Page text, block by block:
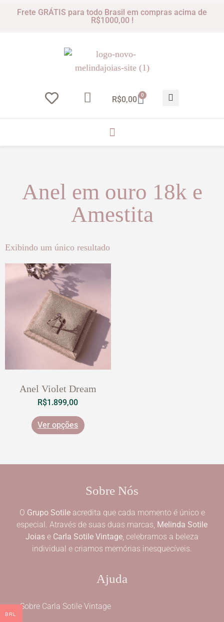
Frete GRÁTIS para todo Brasil em compras acima de
R$1000,00 !
R$0,00 0
Anel em ouro 18k e
Amestita
Exibindo um único resultado
Anel Violet Dream
R$1.899,00
Ver opções
Sobre Nós
O Grupo Sotileacredita que cada momento é único e
especial. Através de suas duas marcas, Melinda Sotile
Joias e Carla Sotile Vintage, celebramos a beleza
individual e criamos memórias inesquecíveis.
Ajuda
Sobre Carla Sotile Vintage
BRL